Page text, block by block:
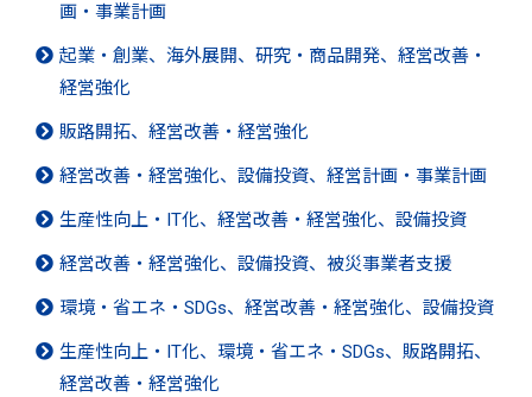
画・事業計画
起業・創業、海外展開、研究・商品開発、経営改善・
経営強化
販路開拓、経営改善・経営強化
経営改善・経営強化、設備投資、経営計画・事業計画
生産性向上・IT化、経営改善・経営強化、設備投資
経営改善・経営強化、設備投資、被災事業者支援
環境・省エネ・SDGs、経営改善・経営強化、設備投資
生産性向上・IT化、環境・省エネ・SDGs、販路開拓、
経営改善・経営強化